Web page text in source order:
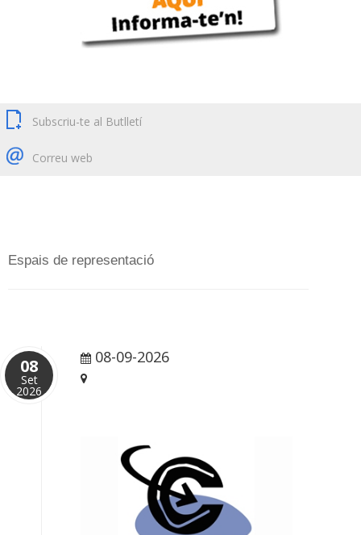
Subscriu-te al Butlletí
Correu web
Espais de representació
08
Set
2026
08-09-2026